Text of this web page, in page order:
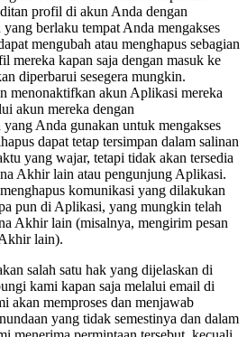
profil di akun Anda dengan
berlaku tempat Anda mengakses
mengubah atau menghapus sebagian
mereka kapan saja dengan masuk ke
diperbarui sesegera mungkin.
menonaktifkan akun Aplikasi mereka
akun mereka dengan
Anda gunakan untuk mengakses
dapat tetap tersimpan dalam salinan
yang wajar, tetapi tidak akan tersedia
Akhir lain atau pengunjung Aplikasi.
komunikasi yang dilakukan
pun di Aplikasi, yang mungkin telah
Akhir lain (misalnya, mengirim pesan
lain).
salah satu hak yang dijelaskan di
kami kapan saja melalui email di
akan memproses dan menjawab
yang tidak semestinya dan dalam